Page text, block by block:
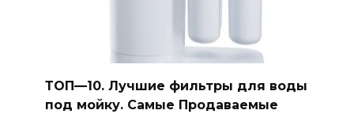
ТОП—10. Лучшие фильтры для воды
под мойку. Самые Продаваемые